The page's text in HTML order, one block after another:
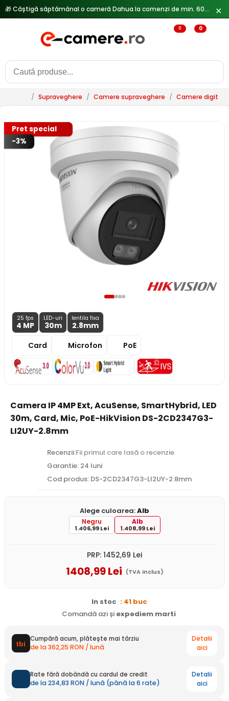
🎁 Câștigă săptămânal o cameră Dahua la comenzi de min. 600 lei — ✕
0 0
/ Supraveghere / Camere supraveghere / Camere digitale
Pret special
-3%
25 fps
4 MP
LED-uri
30m
lentila fixa
2.8mm
Card
Microfon PoE
Camera IP 4MP Ext, AcuSense, SmartHybrid, LED
30m, Card, Mic, PoE-HikVision DS-2CD2347G3-
LI2UY-2.8mm
Recenzii:Fii primul care lasă o recenzie
Garantie: 24 luni
Cod produs: DS-2CD2347G3-LI2UY-2.8mm
Alege culoarea:Alb
Negru
1.406,99 Lei
Alb
1.408,99 Lei
PRP: 1452,69 Lei
1408,99Lei (TVA inclus)
In stoc : 41 buc
Comandă azi și expediem marti
Cumpără acum, plătește mai târziu
de la 362,25 RON / lună
Detalii
aici
Rate fără dobândă cu cardul de credit
de la 234,83 RON / lună (până la 6 rate)
Detalii
aici